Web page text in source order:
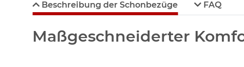
Beschreibung der Schonbezüge FAQ
Maßgeschneiderter